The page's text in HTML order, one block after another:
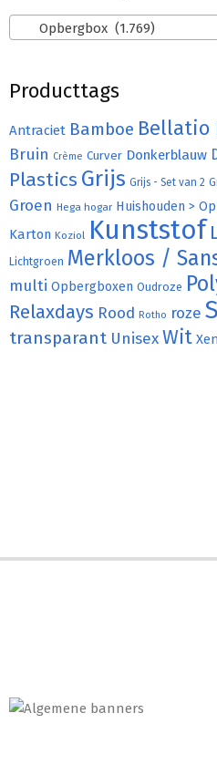
Opbergbox (1.769)
Producttags
Antraciet Bamboe Bellatio
Bruin Crème Curver Donkerblauw
Plastics Grijs Grijs - Set van 2
Groen Hega hogar Huishouden >
Karton Koziol Kunststof
Lichtgroen Merkloos /
multi Opbergboxen Oudroze
Relaxdays Rood Rotho roze
transparant UnisexWit